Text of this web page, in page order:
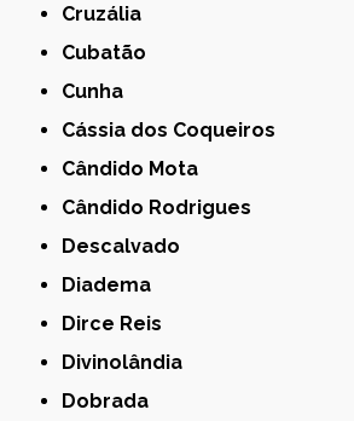
Cruzália
Cubatão
Cunha
Cássia dos Coqueiros
Cândido Mota
Cândido Rodrigues
Descalvado
Diadema
Dirce Reis
Divinolândia
Dobrada